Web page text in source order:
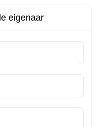
eigenaar